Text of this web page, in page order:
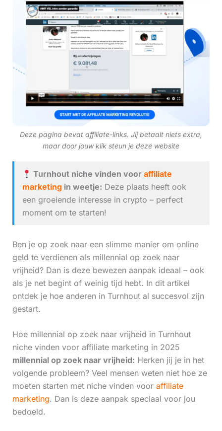
Deze pagina bevat affiliate-links. Jij betaalt niets extra,
maar door jouw klik steun je deze website
Turnhout niche vinden voor affiliate
marketingin weetje: Deze plaats heeft ook
een groeiende interesse in crypto – perfect
moment om te starten!
Ben je op zoek naar een slimme manier om online
geld te verdienen als millennial op zoek naar
vrijheid? Dan is deze bewezen aanpak ideaal – ook
als je net begint of weinig tijd hebt. In dit artikel
ontdek je hoe anderen in Turnhout al succesvol zijn
gestart.
Hoe millennial op zoek naar vrijheid in Turnhout
niche vinden voor affiliate marketing in 2025
millennial op zoek naar vrijheid: Herken jij je in het
volgende probleem? Veel mensen weten niet hoe ze
moeten starten met niche vinden voor affiliate
marketing. Dan is deze aanpak speciaal voor jou
bedoeld.